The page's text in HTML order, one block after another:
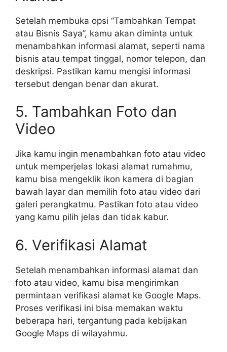
Setelah membuka opsi “Tambahkan Tempat
atau Bisnis Saya”, kamu akan diminta untuk
menambahkan informasi alamat, seperti nama
bisnis atau tempat tinggal, nomor telepon, dan
deskripsi. Pastikan kamu mengisi informasi
tersebut dengan benar dan akurat.
5. Tambahkan Foto dan
Video
Jika kamu ingin menambahkan foto atau video
untuk memperjelas lokasi alamat rumahmu,
kamu bisa mengeklik ikon kamera di bagian
bawah layar dan memilih foto atau video dari
galeri perangkatmu. Pastikan foto atau video
yang kamu pilih jelas dan tidak kabur.
6. Verifikasi Alamat
Setelah menambahkan informasi alamat dan
foto atau video, kamu bisa mengirimkan
permintaan verifikasi alamat ke Google Maps.
Proses verifikasi ini bisa memakan waktu
beberapa hari, tergantung pada kebijakan
Google Maps di wilayahmu.